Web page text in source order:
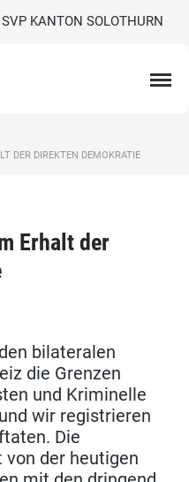
SVP KANTON SOLOTHURN
DER DIREKTEN DEMOKRATIE
Erhalt der
bilateralen
die Grenzen
und Kriminelle
wir registrieren
Die
der heutigen